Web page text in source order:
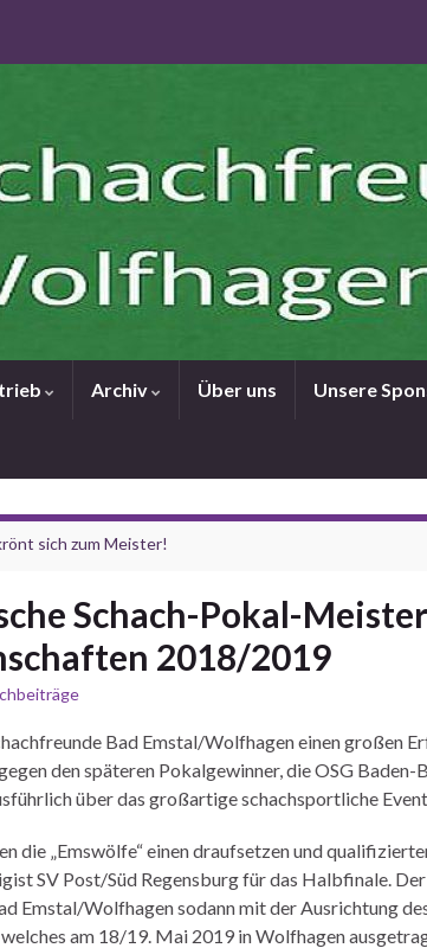
Archiv Über uns Unsere
sich zum Meister!
Schach-Pokal-
2018/2019
Bad Emstal/Wolfhagen einen großen
den späteren Pokalgewinner, die OSG Baden-
über das großartige schachsportliche
die „Emswölfe“ einen draufsetzen und
SV Post/Süd Regensburg für das Halbfinale.
Emstal/Wolfhagen sodann mit der Ausrichtung
am 18/19. Mai 2019 in Wolfhagen